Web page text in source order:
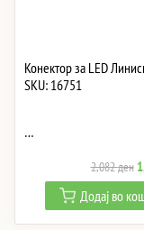
Конектор за LED
SKU: 16751
…
2,082ден
Додај во